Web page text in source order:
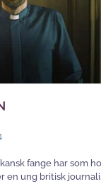
fange har som
en ung britisk